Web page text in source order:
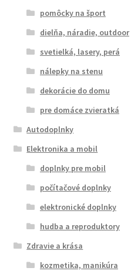
pomôcky na šport
dielňa, náradie, outdoor
svetielká, lasery, perá
nálepky na stenu
dekorácie do domu
pre domáce zvieratká
Autodoplnky
Elektronika a mobil
doplnky pre mobil
počítačové doplnky
elektronické doplnky
hudba a reproduktory
Zdravie a krása
kozmetika, manikúra